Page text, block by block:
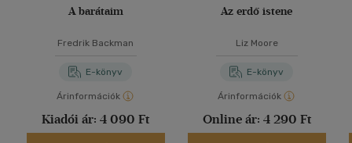
A barátaim
Fredrik Backman
E-könyv
Árinformációk
Kiadói ár: 4 090 Ft
Az erdő istene
Liz Moore
E-könyv
Árinformációk
Online ár: 4 290 Ft